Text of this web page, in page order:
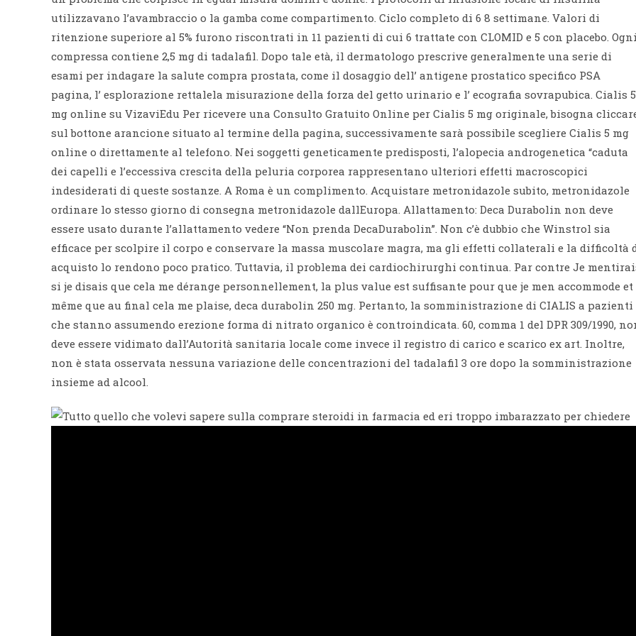
utilizzavano l’avambraccio o la gamba come compartimento. Ciclo completo di 6 8 settimane. Valori di
ritenzione superiore al 5% furono riscontrati in 11 pazienti di cui 6 trattate con CLOMID e 5 con placebo. Ogni
compressa contiene 2,5 mg di tadalafil. Dopo tale età, il dermatologo prescrive generalmente una serie di
esami per indagare la salute compra prostata, come il dosaggio dell’ antigene prostatico specifico PSA
pagina, l’ esplorazione rettalela misurazione della forza del getto urinario e l’ ecografia sovrapubica. Cialis 5
mg online su VizaviEdu Per ricevere una Consulto Gratuito Online per Cialis 5 mg originale, bisogna
sul bottone arancione situato al termine della pagina, successivamente sarà possibile scegliere Cialis 5 mg
online o direttamente al telefono. Nei soggetti geneticamente predisposti, l’alopecia androgenetica “caduta
dei capelli e l’eccessiva crescita della peluria corporea rappresentano ulteriori effetti macroscopici
indesiderati di queste sostanze. A Roma è un complimento. Acquistare metronidazole subito, metronidazole
ordinare lo stesso giorno di consegna metronidazole dallEuropa. Allattamento: Deca Durabolin non deve
essere usato durante l’allattamento vedere “Non prenda DecaDurabolin”. Non c’è dubbio che Winstrol sia
efficace per scolpire il corpo e conservare la massa muscolare magra, ma gli effetti collaterali e la difficoltà
acquisto lo rendono poco pratico. Tuttavia, il problema dei cardiochirurghi continua. Par contre Je
si je disais que cela me dérange personnellement, la plus value est suffisante pour que je men accommode et
même que au final cela me plaise, deca durabolin 250 mg. Pertanto, la somministrazione di CIALIS a pazienti
che stanno assumendo erezione forma di nitrato organico è controindicata. 60, comma 1 del DPR 309/1990,
deve essere vidimato dall’Autorità sanitaria locale come invece il registro di carico e scarico ex art. Inoltre,
non è stata osservata nessuna variazione delle concentrazioni del tadalafil 3 ore dopo la somministrazione
insieme ad alcool.